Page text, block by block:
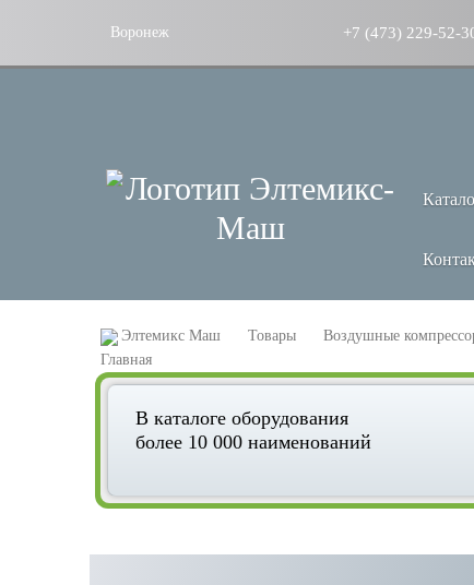
Воронеж +7 (473) 229-52-
Элтемикс Маш Товары Воздушные
В каталоге оборудования
более 10 000 наименований